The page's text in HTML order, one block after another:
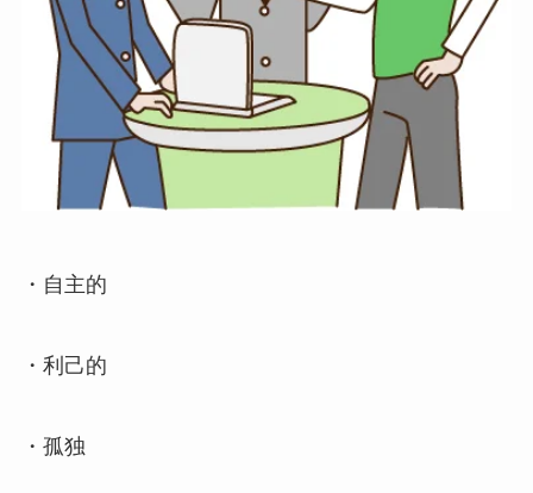
・自主的
・利己的
・孤独